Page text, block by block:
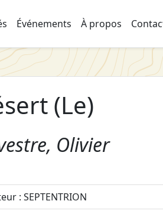
Événements À propos
(Le)
Olivier
: SEPTENTRION